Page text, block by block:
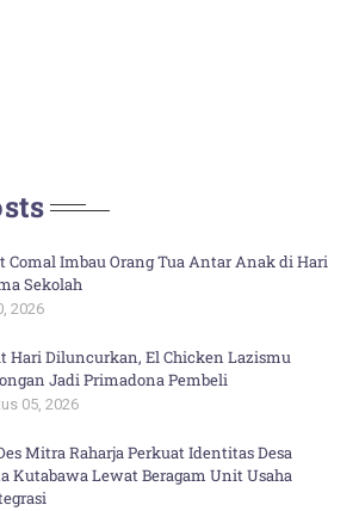
Comal Imbau Orang Tua Antar Anak di Hari
Sekolah
2026
Hari Diluncurkan, El Chicken Lazismu
Jadi Primadona Pembeli
05, 2026
Mitra Raharja Perkuat Identitas Desa
Kutabawa Lewat Beragam Unit Usaha